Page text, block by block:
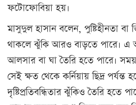
ফটোফোবিয়া হয়।
মাসুদুল হাসান বলেন, পুষ্টিহীনতা বা
থাকলে ঝুঁকি আরও বাড়তে পারে। এ
আলসার বা ঘা তৈরি হতে পারে।
সেই ক্ষত থেকে কর্নিয়ায় ছিদ্র পর্যন্ত
দৃষ্টিপ্রতিবন্ধিতার ঝুঁকিও তৈরি হতে